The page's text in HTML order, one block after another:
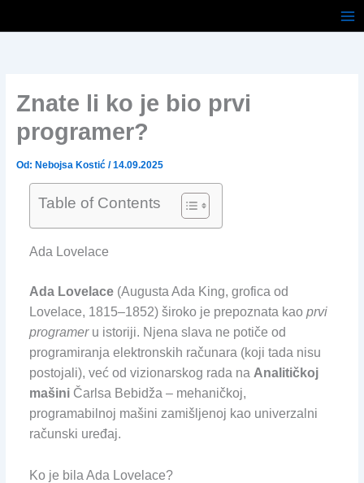
Znate li ko je bio prvi
programer?
Od: Nebojsa Kostić /14.09.2025
Table of Contents
Ada Lovelace
Ada Lovelace(Augusta Ada King, grofica od
Lovelace, 1815–1852) široko je prepoznata kao prvi
programeru istoriji. Njena slava ne potiče od
programiranja elektronskih računara (koji tada nisu
postojali), već od vizionarskog rada na Analitičkoj
mašiniČarlsa Bebidža – mehaničkoj,
programabilnoj mašini zamišljenoj kao univerzalni
računski uređaj.
Ko je bila Ada Lovelace?